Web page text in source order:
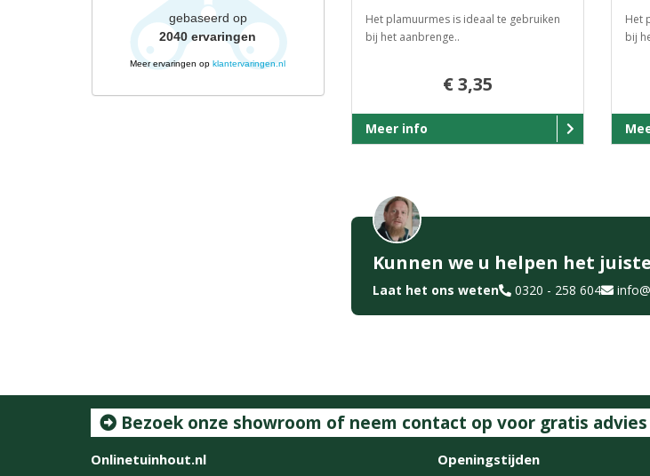
gebaseerd op
2040 ervaringen
Meer ervaringen opklantervaringen.nl
Het plamuurmes is ideaal te gebruiken
bij het aanbrenge..
€ 3,35
Meer info
Het
bij
Kunnen we u helpen het
Laat het ons weten 0320 - 258 604
Bezoek onze showroom of neem contact op voor gratis advies
Onlinetuinhout.nl
Openingstijden